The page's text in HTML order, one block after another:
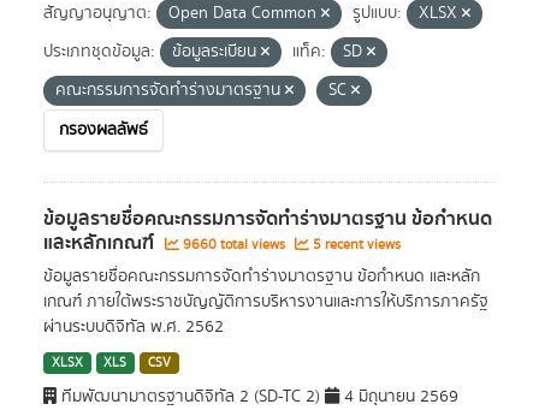
สัญญาอนุญาต: Open Data Common รูปแบบ:
XLSX
ประเภทชุดข้อมูล:
ข้อมูลระเบียน แท็ค:
SD
คณะกรรมการจัดทำร่างมาตรฐาน
SC
กรองผลลัพธ์
ข้อมูลรายชื่อคณะกรรมการจัดทำร่างมาตรฐาน ข้อกำหนด
และหลักเกณฑ์ 9660 total views 5 recent views
ข้อมูลรายชื่อคณะกรรมการจัดทำร่างมาตรฐาน ข้อกำหนด และหลัก
เกณฑ์ ภายใต้พระราชบัญญัติการบริหารงานและการให้บริการภาครัฐ
ผ่านระบบดิจิทัล พ.ศ. 2562
XLSX XLS CSV
ทีมพัฒนามาตรฐานดิจิทัล 2 (SD-TC 2) 4 มิถุนายน 2569